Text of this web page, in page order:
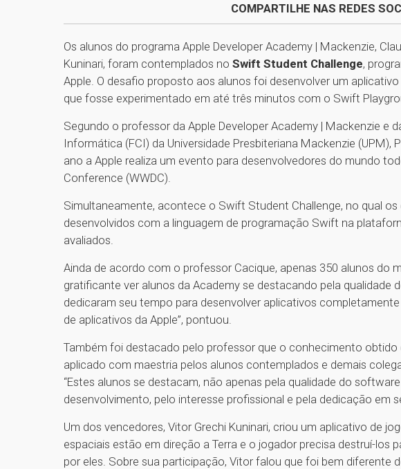
COMPARTILHE NAS REDES
Os alunos do programa Apple Developer Academy | Mackenzie,
Kuninari, foram contemplados no Swift Student Challenge,
Apple. O desafio proposto aos alunos foi desenvolver um
que fosse experimentado em até três minutos com o Swift
Segundo o professor da Apple Developer Academy | Mackenzie e
Informática (FCI) da Universidade Presbiteriana Mackenzie (UPM),
ano a Apple realiza um evento para desenvolvedores do mundo
Conference (WWDC).
Simultaneamente, acontece o Swift Student Challenge, no qual
desenvolvidos com a linguagem de programação Swift na
avaliados.
Ainda de acordo com o professor Cacique, apenas 350 alunos do
gratificante ver alunos da Academy se destacando pela qualidade
dedicaram seu tempo para desenvolver aplicativos
de aplicativos da Apple”, pontuou.
Também foi destacado pelo professor que o conhecimento
aplicado com maestria pelos alunos contemplados e demais
“Estes alunos se destacam, não apenas pela qualidade do
desenvolvimento, pelo interesse profissional e pela dedicação em
Um dos vencedores, Vitor Grechi Kuninari, criou um aplicativo de
espaciais estão em direção a Terra e o jogador precisa destruí-los
por eles. Sobre sua participação, Vitor falou que foi bem diferente